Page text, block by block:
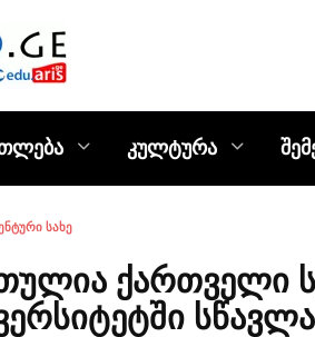
კულტურა
ᲡᲐᲮᲔ
ქართველი
სწავლა